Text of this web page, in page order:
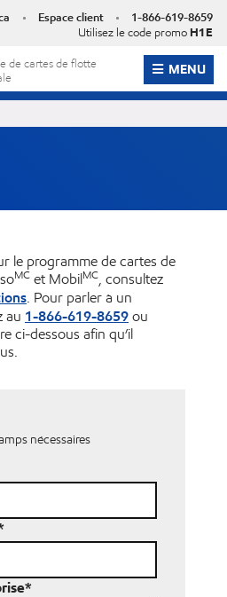
Espace client 1-866-619-8659
Utilisez le code promo H1E
de cartes de flotte
OPEN
MENU
le programme de cartes de
MC et Mobil MC, consultez
. Pour parler à un
au 1-866-619-8659 ou
ci-dessous afin qu’il
nécessaires
*